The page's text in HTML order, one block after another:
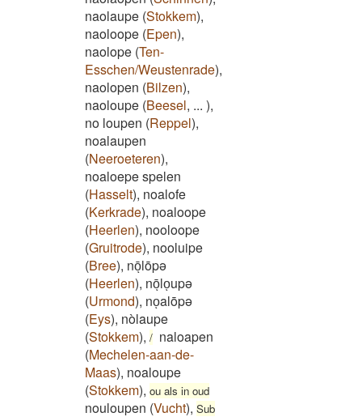
naolaupe (Stokkem),
naoloope (Epen),
naolope (Ten-
Esschen/Weustenrade),
naolopen (Bilzen),
naoloupe (Beesel, ... ),
no loupen (Reppel),
noalaupen
(Neeroeteren),
noaloepe spelen
(Hasselt), noalofe
(Kerkrade), noaloope
(Heerlen), nooloope
(Gruitrode), nooluipe
(Bree), nōͅlōpə
(Heerlen), nōͅloͅupə
(Urmond), noͅalōpə
(Eys), nòlaupe
(Stokkem), / naloapen
(Mechelen-aan-de-
Maas), noaloupe
(Stokkem), ou als in oud
nouloupen (Vucht), Sub